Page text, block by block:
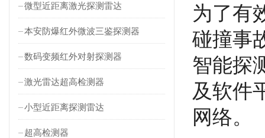
微型近距离激光探测雷达
本安防爆红外微波三鉴探测器
数码变频红外对射探测器
激光雷达超高检测器
小型近距离探测雷达
超高检测器
为了有
碰撞事
智能探
及软件
网络。